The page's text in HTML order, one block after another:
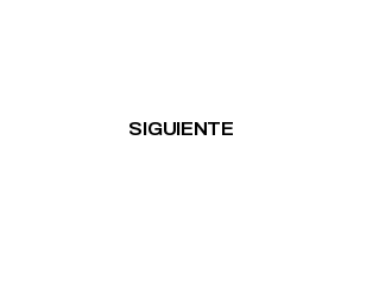
SIGUIENTE